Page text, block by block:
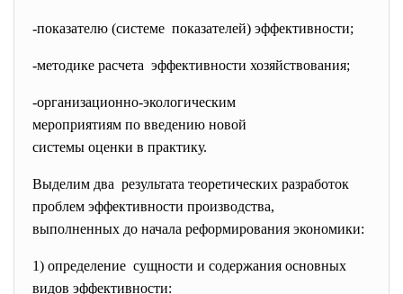
-показателю (системе показателей) эффективности;
-методике расчета эффективности хозяйствования;
-организационно-экологическим
мероприятиям по введению новой
системы оценки в практику.
Выделим два результата теоретических разработок
проблем эффективности производства,
выполненных до начала реформирования экономики:
1) определение сущности и содержания основных
видов эффективности: